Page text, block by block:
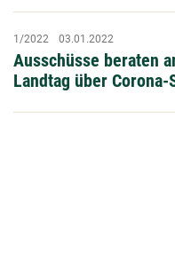
Ausschüsse beraten
Landtag über
1/2022 03.01.2022